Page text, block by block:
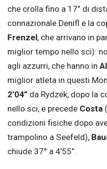
che crolla fino a 17” di
connazionale Denifl e la
Frenzel, che arrivano in
miglior tempo nello sci):
agli azzurri, che hanno in
miglior atleta in questi
2’04” da Rydzek, dopo la
nello sci, e precede Costa (
condizioni fisiche dopo
trampolino a Seefeld),
chiude 37° a 4’55”.